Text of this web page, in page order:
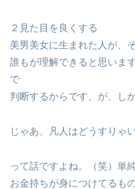
２見た目を良くする
美男美女に生まれた人が、
誰もが理解できると思いま
で
判断するからです、が、し
じゃあ、凡人はどうすりゃ
って話ですよね。（笑）単
お金持ちが身につけてるも